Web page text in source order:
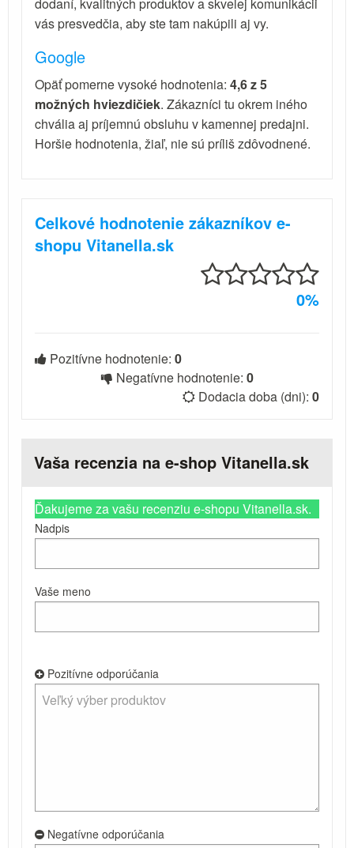
dodaní, kvalitných produktov a skvelej komunikácii
vás presvedčia, aby ste tam nakúpili aj vy.
Google
Opäť pomerne vysoké hodnotenia: 4,6 z 5
možných hviezdičiek. Zákazníci tu okrem iného
chvália aj príjemnú obsluhu v kamennej predajni.
Horšie hodnotenia, žiaľ, nie sú príliš zdôvodnené.
Celkové hodnotenie zákazníkov e-
shopu Vitanella.sk
0%
Pozitívne hodnotenie: 0
Negatívne hodnotenie: 0
Dodacia doba (dni): 0
Vaša recenzia na e-shop Vitanella.sk
Ďakujeme za vašu recenziu e-shopu Vitanella.sk.
Nadpis
Vaše meno
Pozitívne odporúčania
Negatívne odporúčania